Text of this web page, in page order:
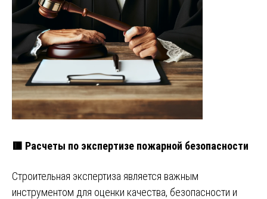
🟥 Расчеты по экспертизе пожарной безопасности
Строительная экспертиза является важным
инструментом для оценки качества, безопасности и